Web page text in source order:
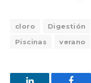
cloro Digestión
Piscinas
verano